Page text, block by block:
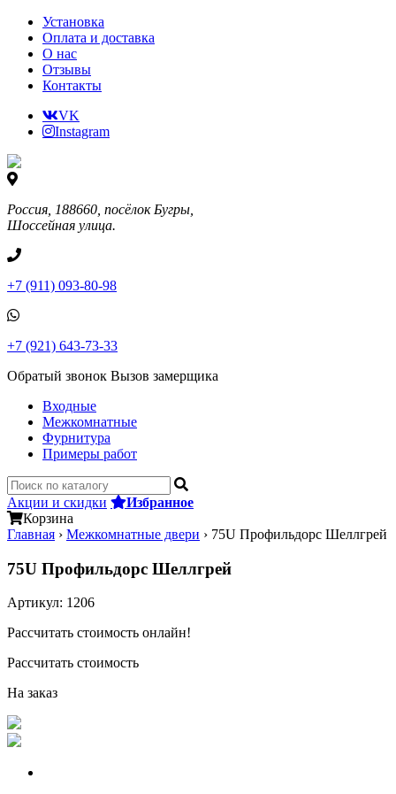
Установка
Оплата и доставка
О нас
Отзывы
Контакты
VK
Instagram
Россия, 188660, посёлок Бугры,
Шоссейная улица.
+7 (911) 093-80-98
+7 (921) 643-73-33
Обратый звонок Вызов замерщика
Входные
Межкомнатные
Фурнитура
Примеры работ
Акции и скидки Избранное
Корзина
Главная › Межкомнатные двери › 75U Профильдорс Шеллгрей
75U Профильдорс Шеллгрей
Артикул: 1206
Рассчитать стоимость онлайн!
Рассчитать стоимость
На заказ